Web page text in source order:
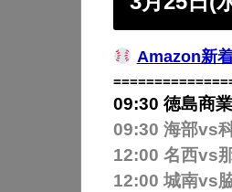
Amazon新
09:30 徳島商
09:30 海部vs
12:00 名西vs
12:00 城南vs